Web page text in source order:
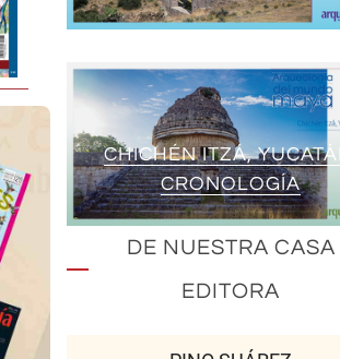
CHICHÉN ITZÁ,
CRONOLOGÍA
DE NUESTRA CASA
EDITORA